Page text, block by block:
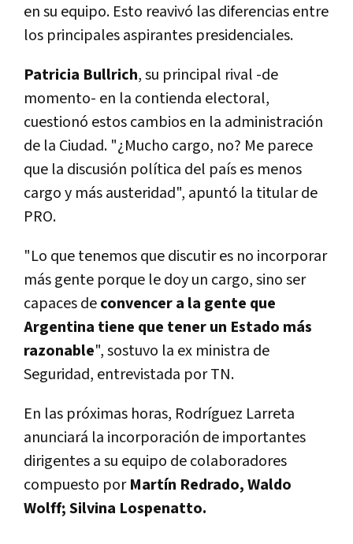
en su equipo. Esto reavivó las diferencias entre
los principales aspirantes presidenciales.
Patricia Bullrich, su principal rival -de
momento- en la contienda electoral,
cuestionó estos cambios en la administración
de la Ciudad. "¿Mucho cargo, no? Me parece
que la discusión política del país es menos
cargo y más austeridad", apuntó la titular de
PRO.
"Lo que tenemos que discutir es no incorporar
más gente porque le doy un cargo, sino ser
capaces deconvencer a la gente que
Argentina tiene que tener un Estado más
razonable", sostuvo la ex ministra de
Seguridad, entrevistada por TN.
En las próximas horas, Rodríguez Larreta
anunciará la incorporación de importantes
dirigentes a su equipo de colaboradores
compuesto porMartín Redrado, Waldo
Wolff; Silvina Lospenatto.